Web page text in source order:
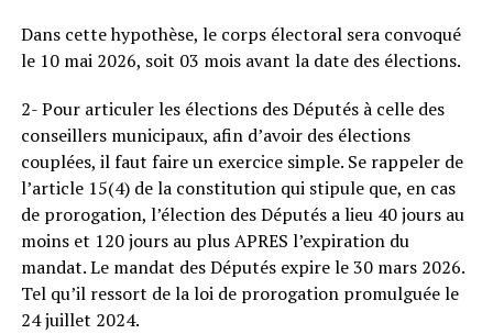
Dans cette hypothèse, le corps électoral sera convoqué
le 10 mai 2026, soit 03 mois avant la date des élections.
2- Pour articuler les élections des Députés à celle des
conseillers municipaux, afin d’avoir des élections
couplées, il faut faire un exercice simple. Se rappeler de
l’article 15(4) de la constitution qui stipule que, en cas
de prorogation, l’élection des Députés a lieu 40 jours au
moins et 120 jours au plus APRES l’expiration du
mandat. Le mandat des Députés expire le 30 mars 2026.
Tel qu’il ressort de la loi de prorogation promulguée le
24 juillet 2024.